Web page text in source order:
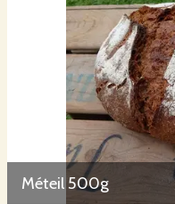
Méteil 500g